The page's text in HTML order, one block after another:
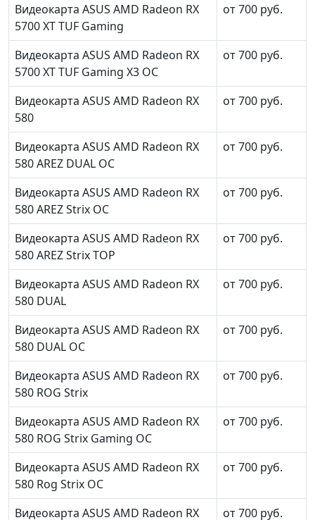
Видеокарта ASUS AMD Radeon RX
5700 XT TUF Gaming
от 700 руб.
Видеокарта ASUS AMD Radeon RX
5700 XT TUF Gaming X3 OC
от 700 руб.
Видеокарта ASUS AMD Radeon RX
580
от 700 руб.
Видеокарта ASUS AMD Radeon RX
580 AREZ DUAL OC
от 700 руб.
Видеокарта ASUS AMD Radeon RX
580 AREZ Strix OC
от 700 руб.
Видеокарта ASUS AMD Radeon RX
580 AREZ Strix TOP
от 700 руб.
Видеокарта ASUS AMD Radeon RX
580 DUAL
от 700 руб.
Видеокарта ASUS AMD Radeon RX
580 DUAL OC
от 700 руб.
Видеокарта ASUS AMD Radeon RX
580 ROG Strix
от 700 руб.
Видеокарта ASUS AMD Radeon RX
580 ROG Strix Gaming OC
от 700 руб.
Видеокарта ASUS AMD Radeon RX
580 Rog Strix OC
от 700 руб.
Видеокарта ASUS AMD Radeon RX от 700 руб.